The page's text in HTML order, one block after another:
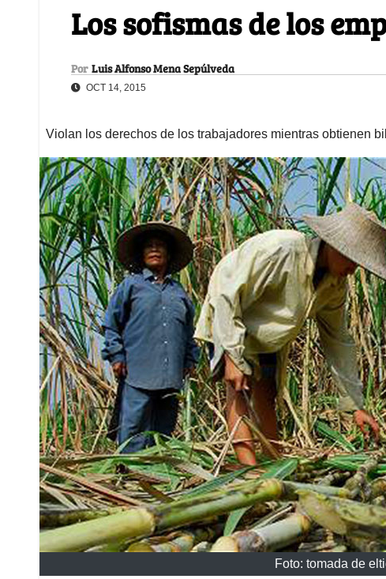
Los sofismas de los
Por Luis Alfonso Mena Sepúlveda
OCT 14, 2015
Violan los derechos de los trabajadores mientras obtienen
Foto: tomada de